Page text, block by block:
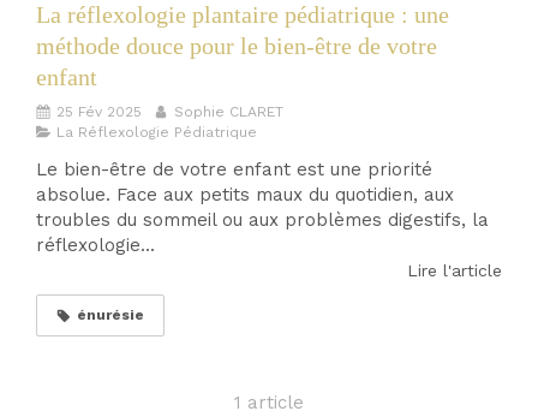
La réflexologie plantaire pédiatrique : une
méthode douce pour le bien-être de votre
enfant
25 Fév 2025
Sophie CLARET
La Réflexologie Pédiatrique
Le bien-être de votre enfant est une priorité
absolue. Face aux petits maux du quotidien, aux
troubles du sommeil ou aux problèmes digestifs, la
réflexologie...
Lire l'article
énurésie
1 article